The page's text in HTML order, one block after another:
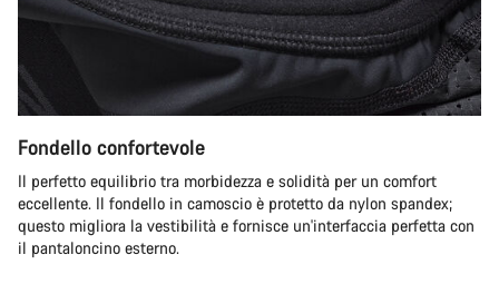
Fondello confortevole
Il perfetto equilibrio tra morbidezza e solidità per un comfort
eccellente. Il fondello in camoscio è protetto da nylon spandex;
questo migliora la vestibilità e fornisce un'interfaccia perfetta con
il pantaloncino esterno.